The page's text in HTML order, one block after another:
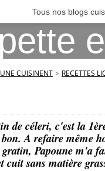
Tous nos blogs
CUISINENT > RECETTES
de céleri, c'est la
bon. A refaire même
gratin, Papoune m'a
cuit sans matière